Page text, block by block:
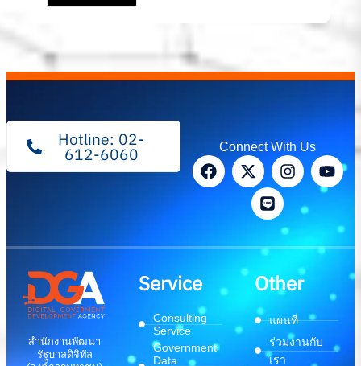
Hotline: 02-
612-6060 Connect With Us
สำนักงานพัฒนา
รัฐบาลดิจิทัล
Service
Consulting
Service
Government
Data
Other
แผนที่
ร่วมงานกับ
เรา